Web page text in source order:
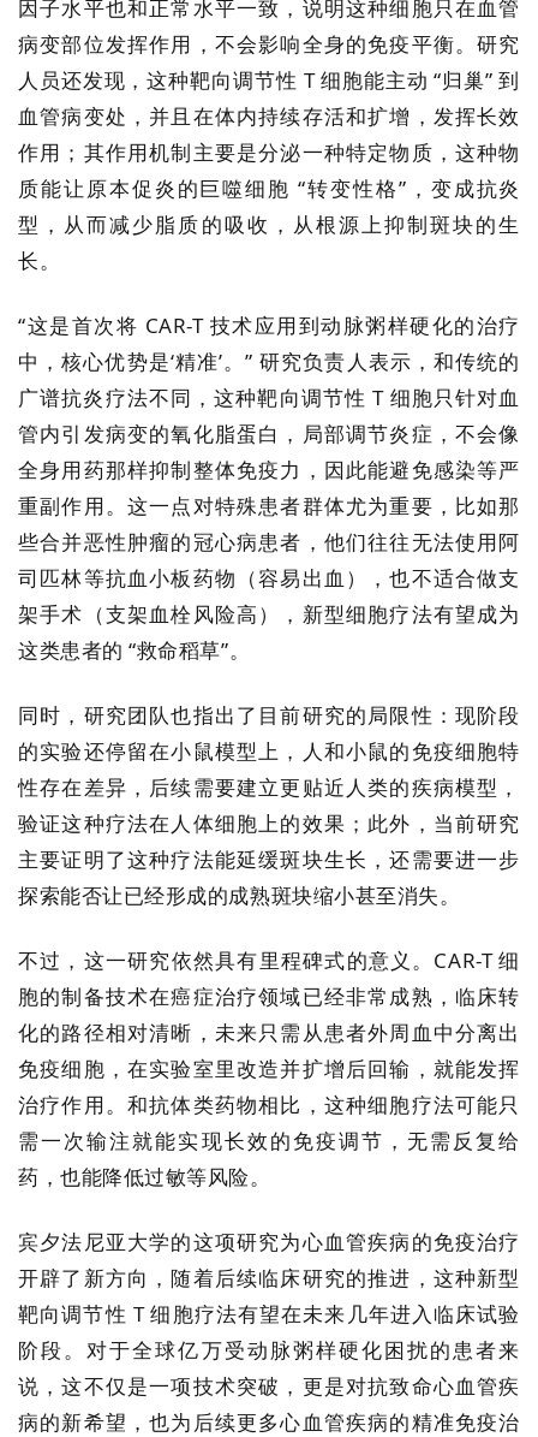
医
学
临
床
转
化
会
展
活
动
关
于
我
们
登录 注册
因子水平也和正常水平一致，说明这种细胞只在血管
病变部位发挥作用，不会影响全身的免疫平衡。研究
人员还发现，这种靶向调节性 T 细胞能主动 “归巢” 到
血管病变处，并且在体内持续存活和扩增，发挥长效
作用；其作用机制主要是分泌一种特定物质，这种物
质能让原本促炎的巨噬细胞 “转变性格”，变成抗炎
型，从而减少脂质的吸收，从根源上抑制斑块的生
长。
“这是首次将 CAR-T 技术应用到动脉粥样硬化的治疗
中，核心优势是‘精准’。” 研究负责人表示，和传统的
广谱抗炎疗法不同，这种靶向调节性 T 细胞只针对血
管内引发病变的氧化脂蛋白，局部调节炎症，不会像
全身用药那样抑制整体免疫力，因此能避免感染等严
重副作用。这一点对特殊患者群体尤为重要，比如那
些合并恶性肿瘤的冠心病患者，他们往往无法使用阿
司匹林等抗血小板药物（容易出血），也不适合做支
架手术（支架血栓风险高），新型细胞疗法有望成为
这类患者的 “救命稻草”。
同时，研究团队也指出了目前研究的局限性：现阶段
的实验还停留在小鼠模型上，人和小鼠的免疫细胞特
性存在差异，后续需要建立更贴近人类的疾病模型，
验证这种疗法在人体细胞上的效果；此外，当前研究
主要证明了这种疗法能延缓斑块生长，还需要进一步
探索能否让已经形成的成熟斑块缩小甚至消失。
不过，这一研究依然具有里程碑式的意义。CAR-T 细
胞的制备技术在癌症治疗领域已经非常成熟，临床转
化的路径相对清晰，未来只需从患者外周血中分离出
免疫细胞，在实验室里改造并扩增后回输，就能发挥
治疗作用。和抗体类药物相比，这种细胞疗法可能只
需一次输注就能实现长效的免疫调节，无需反复给
药，也能降低过敏等风险。
宾夕法尼亚大学的这项研究为心血管疾病的免疫治疗
开辟了新方向，随着后续临床研究的推进，这种新型
靶向调节性 T 细胞疗法有望在未来几年进入临床试验
阶段。对于全球亿万受动脉粥样硬化困扰的患者来
说，这不仅是一项技术突破，更是对抗致命心血管疾
病的新希望，也为后续更多心血管疾病的精准免疫治